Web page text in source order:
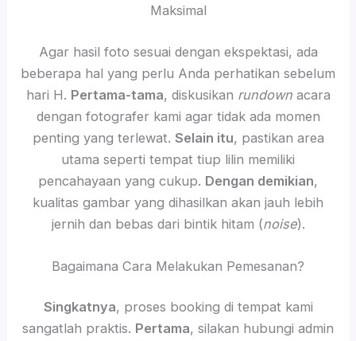
Maksimal
Agar hasil foto sesuai dengan ekspektasi, ada
beberapa hal yang perlu Anda perhatikan sebelum
hari H. Pertama-tama, diskusikan rundownacara
dengan fotografer kami agar tidak ada momen
penting yang terlewat. Selain itu, pastikan area
utama seperti tempat tiup lilin memiliki
pencahayaan yang cukup. Dengan demikian,
kualitas gambar yang dihasilkan akan jauh lebih
jernih dan bebas dari bintik hitam (noise).
Bagaimana Cara Melakukan Pemesanan?
Singkatnya, proses booking di tempat kami
sangatlah praktis. Pertama, silakan hubungi admin